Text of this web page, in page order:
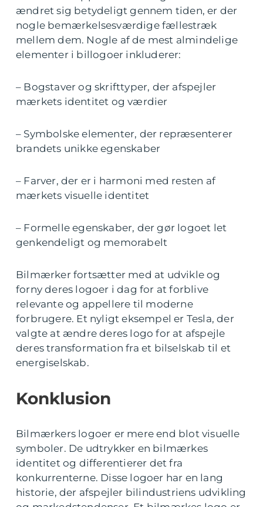
ændret sig betydeligt gennem tiden, er der
nogle bemærkelsesværdige fællestræk
mellem dem. Nogle af de mest almindelige
elementer i billogoer inkluderer:
– Bogstaver og skrifttyper, der afspejler
mærkets identitet og værdier
– Symbolske elementer, der repræsenterer
brandets unikke egenskaber
– Farver, der er i harmoni med resten af
mærkets visuelle identitet
– Formelle egenskaber, der gør logoet let
genkendeligt og memorabelt
Bilmærker fortsætter med at udvikle og
forny deres logoer i dag for at forblive
relevante og appellere til moderne
forbrugere. Et nyligt eksempel er Tesla, der
valgte at ændre deres logo for at afspejle
deres transformation fra et bilselskab til et
energiselskab.
Konklusion
Bilmærkers logoer er mere end blot visuelle
symboler. De udtrykker en bilmærkes
identitet og differentierer det fra
konkurrenterne. Disse logoer har en lang
historie, der afspejler bilindustriens udvikling